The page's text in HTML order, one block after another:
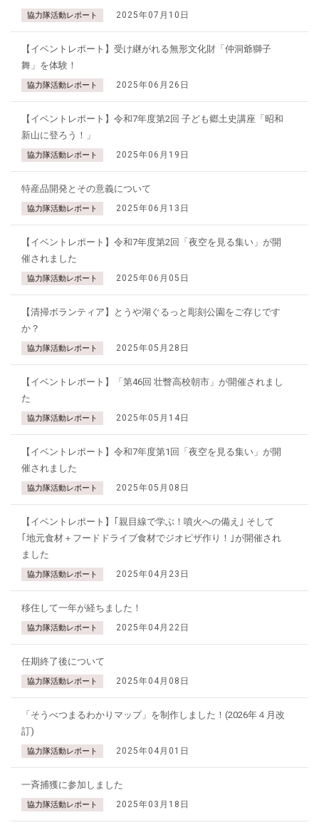
協力隊活動レポート 2025年07月10日
【イベントレポート】受け継がれる無形文化財「仲洞爺獅子
舞」を体験！
協力隊活動レポート 2025年06月26日
【イベントレポート】令和7年度第2回 子ども郷土史講座「昭和
新山に登ろう！」
協力隊活動レポート 2025年06月19日
特産品開発とその意義について
協力隊活動レポート 2025年06月13日
【イベントレポート】令和7年度第2回「夜空を見る集い」が開
催されました
協力隊活動レポート 2025年06月05日
【清掃ボランティア】とうや湖ぐるっと彫刻公園をご存じです
か？
協力隊活動レポート 2025年05月28日
【イベントレポート】「第46回 壮瞥高校朝市」が開催されまし
た
協力隊活動レポート 2025年05月14日
【イベントレポート】令和7年度第1回「夜空を見る集い」が開
催されました
協力隊活動レポート 2025年05月08日
【イベントレポート】｢親目線で学ぶ！噴火への備え｣ そして
｢地元食材＋フードドライブ食材でジオピザ作り！｣が開催され
ました
協力隊活動レポート 2025年04月23日
移住して一年が経ちました！
協力隊活動レポート 2025年04月22日
任期終了後について
協力隊活動レポート 2025年04月08日
「そうべつまるわかりマップ」を制作しました！(2026年４月改
訂)
協力隊活動レポート 2025年04月01日
一斉捕獲に参加しました
協力隊活動レポート 2025年03月18日